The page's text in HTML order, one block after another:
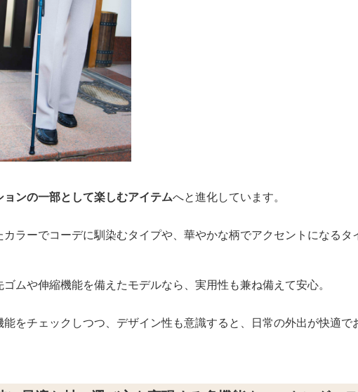
ョンの一部として楽しむアイテムへと進化しています。
ラーでコーデに馴染むタイプや、華やかな柄でアクセントになる
ムや伸縮機能を備えたモデルなら、実用性も兼ね備えて安心。
をチェックしつつ、デザイン性も意識すると、日常の外出が快適で